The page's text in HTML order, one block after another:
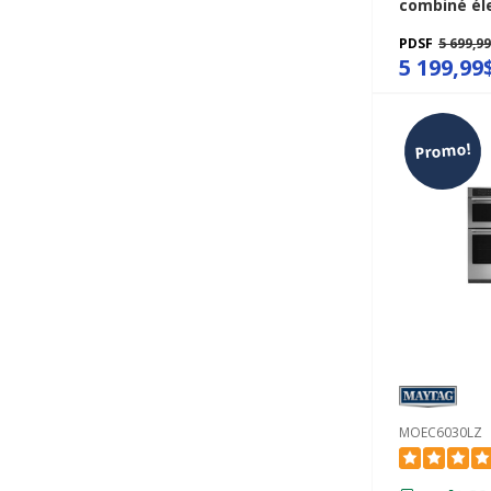
combiné
avec
assistée -
PDSF 5
5
Promo!
MOEC6030LZ